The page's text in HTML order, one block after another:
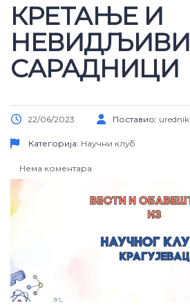
КРЕТАЊЕ И
НЕВИДЉИВИ
САРАДНИЦИ
22/06/2023 Поставио: urednik
Категорија: Научни клуб
Нема коментара